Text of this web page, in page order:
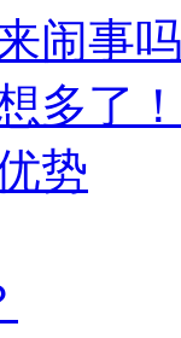
闹事
多了！
势